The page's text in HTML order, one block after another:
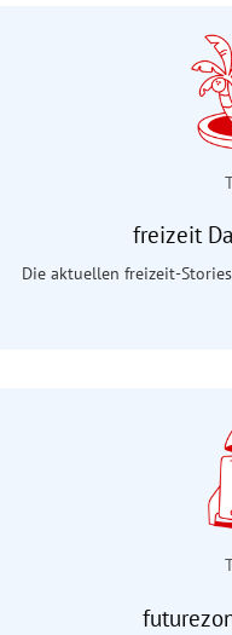
freizeit
Die aktuellen freizeit-